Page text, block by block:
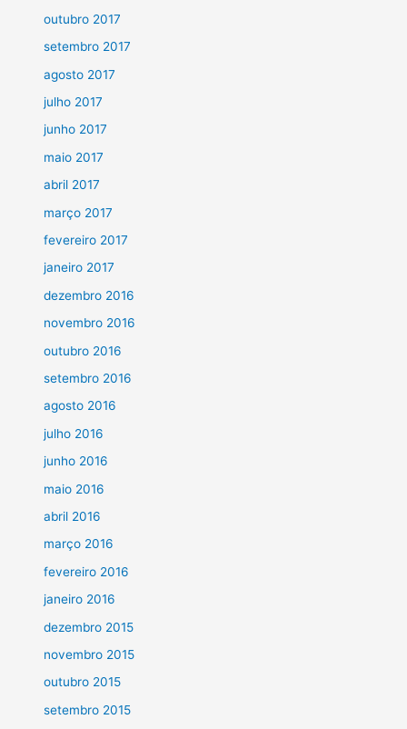
outubro 2017
setembro 2017
agosto 2017
julho 2017
junho 2017
maio 2017
abril 2017
março 2017
fevereiro 2017
janeiro 2017
dezembro 2016
novembro 2016
outubro 2016
setembro 2016
agosto 2016
julho 2016
junho 2016
maio 2016
abril 2016
março 2016
fevereiro 2016
janeiro 2016
dezembro 2015
novembro 2015
outubro 2015
setembro 2015